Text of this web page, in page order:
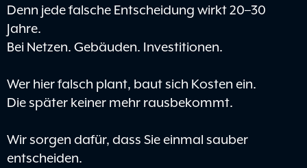
Denn jede falsche Entscheidung wirkt 20–30
Jahre.
Bei Netzen. Gebäuden. Investitionen.
Wer hier falsch plant, baut sich Kosten ein.
Die später keiner mehr rausbekommt.
Wir sorgen dafür, dass Sie einmal sauber
entscheiden.